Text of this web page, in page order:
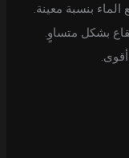
بنسبة معينة.
بشكل متساوٍ.